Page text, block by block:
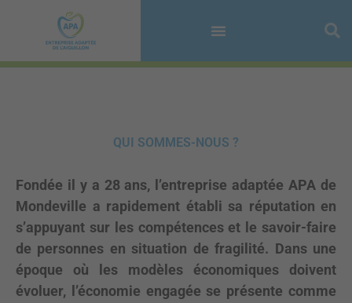
QUI SOMMES-NOUS ?
Fondée il y a 28 ans, l’entreprise adaptée APA de
Mondeville a rapidement établi sa réputation en
s’appuyant sur les compétences et le savoir-faire
de personnes en situation de fragilité. Dans une
époque où les modèles économiques doivent
évoluer, l’économie engagée se présente comme